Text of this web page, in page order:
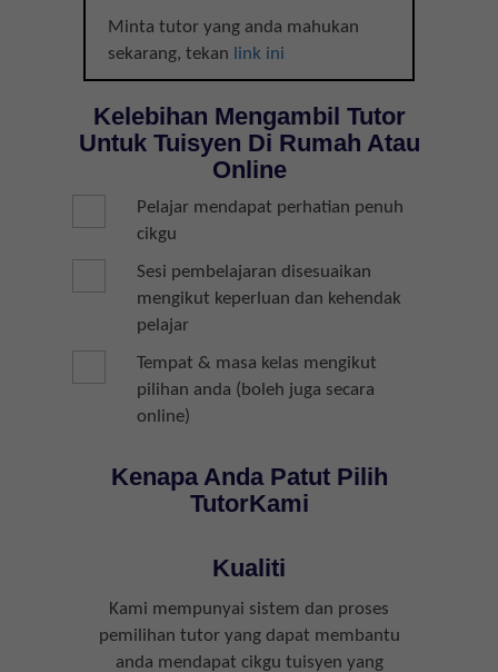
Minta tutor yang anda mahukan
sekarang, tekan link ini
Kelebihan Mengambil Tutor
Untuk Tuisyen Di Rumah Atau
Online
Pelajar mendapat perhatian penuh
cikgu
Sesi pembelajaran disesuaikan
mengikut keperluan dan kehendak
pelajar
Tempat & masa kelas mengikut
pilihan anda (boleh juga secara
online)
Kenapa Anda Patut Pilih
TutorKami
Kualiti
Kami mempunyai sistem dan proses
pemilihan tutor yang dapat membantu
anda mendapat cikgu tuisyen yang